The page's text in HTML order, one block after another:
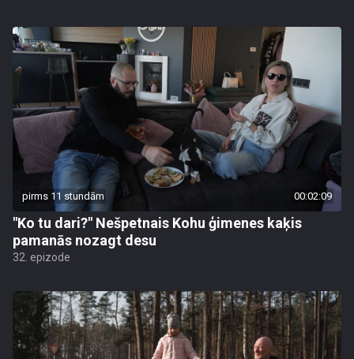
pirms 11 stundām 00:02:09
"Ko tu dari?" Nešpetnais Kohu ģimenes kaķis
pamanās nozagt desu
32. epizode